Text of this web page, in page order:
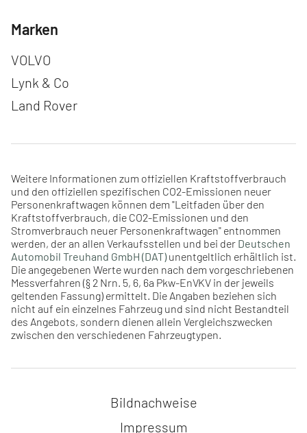
Marken
Navigation überspringen
VOLVO
Lynk & Co
Land Rover
Weitere Informationen zum offiziellen Kraftstoffverbrauch
und den offiziellen spezifischen CO2-Emissionen neuer
Personenkraftwagen können dem "Leitfaden über den
Kraftstoffverbrauch, die CO2-Emissionen und den
Stromverbrauch neuer Personenkraftwagen" entnommen
werden, der an allen Verkaufsstellen und bei der Deutschen
Automobil Treuhand GmbH (DAT)unentgeltlich erhältlich ist.
Die angegebenen Werte wurden nach dem vorgeschriebenen
Messverfahren (§ 2 Nrn. 5, 6, 6a Pkw-EnVKV in der jeweils
geltenden Fassung) ermittelt. Die Angaben beziehen sich
nicht auf ein einzelnes Fahrzeug und sind nicht Bestandteil
des Angebots, sondern dienen allein Vergleichszwecken
zwischen den verschiedenen Fahrzeugtypen.
Navigation überspringen
Bildnachweise
Impressum